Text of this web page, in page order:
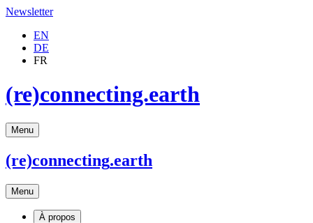
Newsletter
EN
DE
FR
(re)connecting.earth
Menu
(re)connecting.earth
Menu
À propos